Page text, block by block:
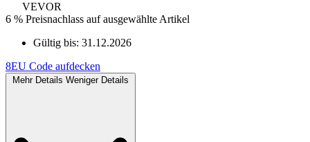
VEVOR
6 % Preisnachlass auf ausgewählte Artikel
Gültig bis: 31.12.2026
8EU Code aufdecken
Mehr Details Weniger Details